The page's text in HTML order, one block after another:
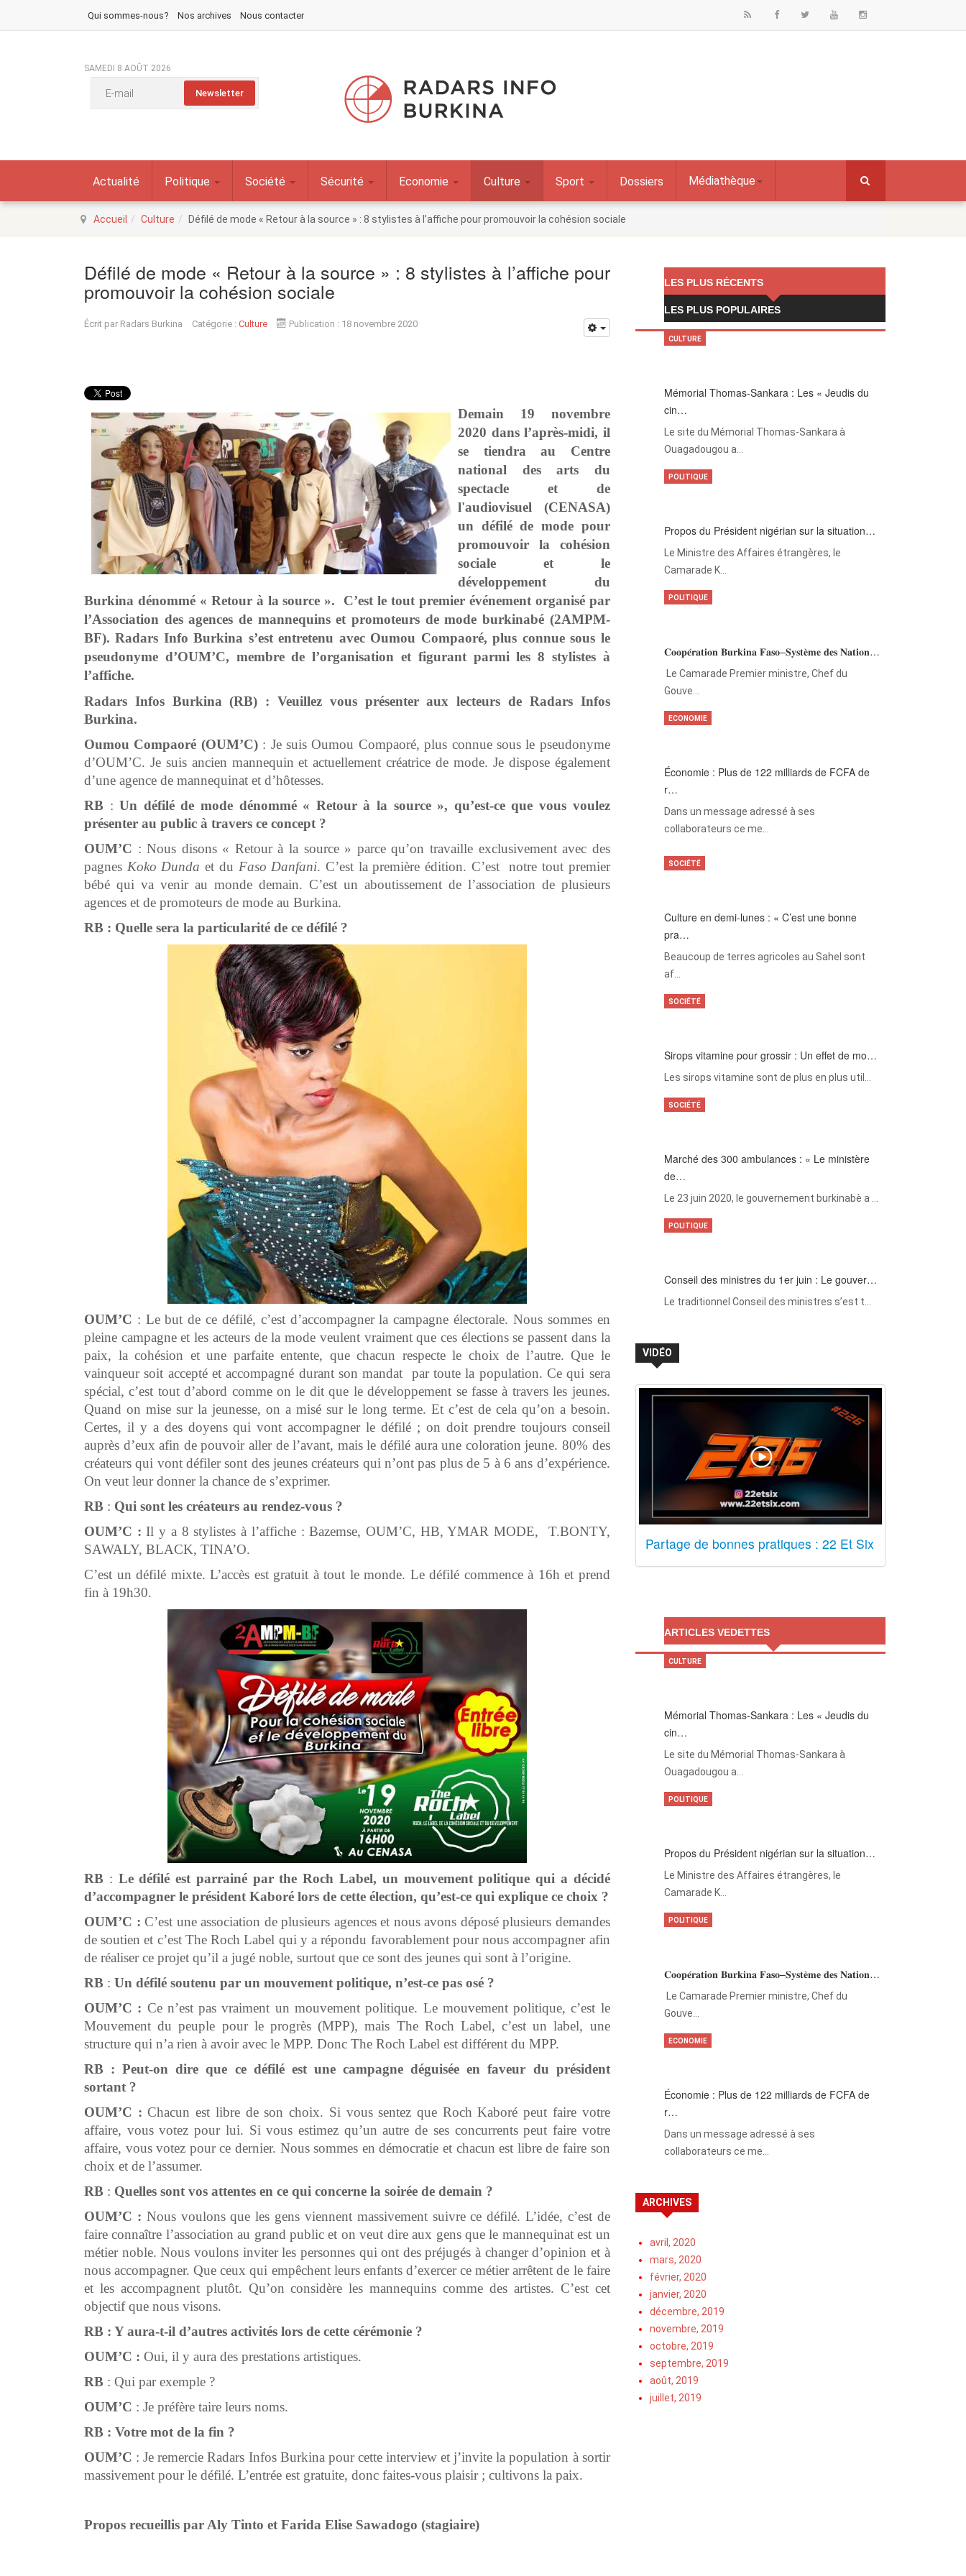
Qui sommes-nous? Nos archives Nous contacter
SAMEDI 8 AOÛT 2026
Actualité Politique Société Sécurité Economie Culture Sport Dossiers Médiathèque
Accueil Culture Défilé de mode « Retour à la source » : 8 stylistes à l’affiche pour promouvoir la cohésion sociale
Défilé de mode « Retour à la source » : 8 stylistes à l’affiche pour
promouvoir la cohésion sociale
Écrit par Radars Burkina Catégorie : Culture Publication : 18 novembre 2020
Demain 19 novembre
2020 dans l’après-midi, il
se tiendra au Centre
national des arts du
spectacle et de
l'audiovisuel (CENASA)
un défilé de mode pour
promouvoir la cohésion
sociale et le
développement du
Burkina dénommé « Retour à la source ». C’est le tout premier événement organisé par
l’Association des agences de mannequins et promoteurs de mode burkinabé (2AMPM-
BF). Radars Info Burkina s’est entretenu avec Oumou Compaoré, plus connue sous le
pseudonyme d’OUM’C, membre de l’organisation et figurant parmi les 8 stylistes à
l’affiche.
Radars Infos Burkina (RB) : Veuillez vous présenter aux lecteurs de Radars Infos
Burkina.
Oumou Compaoré (OUM’C) : Je suis Oumou Compaoré, plus connue sous le pseudonyme
d’OUM’C. Je suis ancien mannequin et actuellement créatrice de mode. Je dispose également
d’une agence de mannequinat et d’hôtesses.
RB :Un défilé de mode dénommé « Retour à la source », qu’est-ce que vous voulez
présenter au public à travers ce concept ?
OUM’C : Nous disons « Retour à la source » parce qu’on travaille exclusivement avec des
pagnes Koko Dunda et du Faso Danfani. C’est la première édition. C’est notre tout premier
bébé qui va venir au monde demain. C’est un aboutissement de l’association de plusieurs
agences et de promoteurs de mode au Burkina.
RB : Quelle sera la particularité de ce défilé ?
OUM’C : Le but de ce défilé, c’est d’accompagner la campagne électorale. Nous sommes en
pleine campagne et les acteurs de la mode veulent vraiment que ces élections se passent dans la
paix, la cohésion et une parfaite entente, que chacun respecte le choix de l’autre. Que le
vainqueur soit accepté et accompagné durant son mandat par toute la population. Ce qui sera
spécial, c’est tout d’abord comme on le dit que le développement se fasse à travers les jeunes.
Quand on mise sur la jeunesse, on a misé sur le long terme. Et c’est de cela qu’on a besoin.
Certes, il y a des doyens qui vont accompagner le défilé ; on doit prendre toujours conseil
auprès d’eux afin de pouvoir aller de l’avant, mais le défilé aura une coloration jeune. 80% des
créateurs qui vont défiler sont des jeunes créateurs qui n’ont pas plus de 5 à 6 ans d’expérience.
On veut leur donner la chance de s’exprimer.
RB : Qui sont les créateurs au rendez-vous ?
OUM’C : Il y a 8 stylistes à l’affiche : Bazemse, OUM’C, HB, YMAR MODE, T.BONTY,
SAWALY, BLACK, TINA’O.
C’est un défilé mixte. L’accès est gratuit à tout le monde. Le défilé commence à 16h et prend
fin à 19h30.
RB : Le défilé est parrainé par the Roch Label, un mouvement politique qui a décidé
d’accompagner le président Kaboré lors de cette élection, qu’est-ce qui explique ce choix ?
OUM’C : C’est une association de plusieurs agences et nous avons déposé plusieurs demandes
de soutien et c’est The Roch Label qui y a répondu favorablement pour nous accompagner afin
de réaliser ce projet qu’il a jugé noble, surtout que ce sont des jeunes qui sont à l’origine.
RB : Un défilé soutenu par un mouvement politique, n’est-ce pas osé ?
OUM’C : Ce n’est pas vraiment un mouvement politique. Le mouvement politique, c’est le
Mouvement du peuple pour le progrès (MPP), mais The Roch Label, c’est un label, une
structure qui n’a rien à avoir avec le MPP. Donc The Roch Label est différent du MPP.
RB : Peut-on dire que ce défilé est une campagne déguisée en faveur du président
sortant ?
OUM’C : Chacun est libre de son choix. Si vous sentez que Roch Kaboré peut faire votre
affaire, vous votez pour lui. Si vous estimez qu’un autre de ses concurrents peut faire votre
affaire, vous votez pour ce dernier. Nous sommes en démocratie et chacun est libre de faire son
choix et de l’assumer.
RB : Quelles sont vos attentes en ce qui concerne la soirée de demain ?
OUM’C : Nous voulons que les gens viennent massivement suivre ce défilé. L’idée, c’est de
faire connaître l’association au grand public et on veut dire aux gens que le mannequinat est un
métier noble. Nous voulons inviter les personnes qui ont des préjugés à changer d’opinion et à
nous accompagner. Que ceux qui empêchent leurs enfants d’exercer ce métier arrêtent de le faire
et les accompagnent plutôt. Qu’on considère les mannequins comme des artistes. C’est cet
objectif que nous visons.
RB : Y aura-t-il d’autres activités lors de cette cérémonie ?
OUM’C : Oui, il y aura des prestations artistiques.
RB : Qui par exemple ?
OUM’C : Je préfère taire leurs noms.
RB : Votre mot de la fin ?
OUM’C : Je remercie Radars Infos Burkina pour cette interview et j’invite la population à sortir
massivement pour le défilé. L’entrée est gratuite, donc faites-vous plaisir ; cultivons la paix.
Propos recueillis par Aly Tinto et Farida Elise Sawadogo (stagiaire)
LES PLUS RÉCENTS
LES PLUS POPULAIRES
Mémorial Thomas-Sankara : Les « Jeudis du
cin…
Le site du Mémorial Thomas-Sankara à
Ouagadougou a…
CULTURE
Propos du Président nigérian sur la situation…
Le Ministre des Affaires étrangères, le
Camarade K…
POLITIQUE
𝐂𝐨𝐨𝐩𝐞́𝐫𝐚𝐭𝐢𝐨𝐧 𝐁𝐮𝐫𝐤𝐢𝐧𝐚 𝐅𝐚𝐬𝐨–𝐒𝐲𝐬𝐭𝐞̀𝐦𝐞 𝐝𝐞𝐬 𝐍𝐚𝐭𝐢𝐨𝐧…
‎Le Camarade Premier ministre, Chef du
Gouve…
POLITIQUE
Économie : Plus de 122 milliards de FCFA de
r…
Dans un message adressé à ses
collaborateurs ce me…
ECONOMIE
Culture en demi-lunes : « C’est une bonne
pra…
Beaucoup de terres agricoles au Sahel sont
af…
SOCIÉTÉ
Sirops vitamine pour grossir : Un effet de mo…
Les sirops vitamine sont de plus en plus util…
SOCIÉTÉ
Marché des 300 ambulances : « Le ministère
de…
Le 23 juin 2020, le gouvernement burkinabè a …
SOCIÉTÉ
Conseil des ministres du 1er juin : Le gouver…
Le traditionnel Conseil des ministres s’est t…
POLITIQUE
VIDÉO
Partage de bonnes pratiques : 22 Et Six
ARTICLES VEDETTES
Mémorial Thomas-Sankara : Les « Jeudis du
cin…
Le site du Mémorial Thomas-Sankara à
Ouagadougou a…
CULTURE
Propos du Président nigérian sur la situation…
Le Ministre des Affaires étrangères, le
Camarade K…
POLITIQUE
𝐂𝐨𝐨𝐩𝐞́𝐫𝐚𝐭𝐢𝐨𝐧 𝐁𝐮𝐫𝐤𝐢𝐧𝐚 𝐅𝐚𝐬𝐨–𝐒𝐲𝐬𝐭𝐞̀𝐦𝐞 𝐝𝐞𝐬 𝐍𝐚𝐭𝐢𝐨𝐧…
‎Le Camarade Premier ministre, Chef du
Gouve…
POLITIQUE
Économie : Plus de 122 milliards de FCFA de
r…
Dans un message adressé à ses
collaborateurs ce me…
ECONOMIE
ARCHIVES
avril, 2020
mars, 2020
février, 2020
janvier, 2020
décembre, 2019
novembre, 2019
octobre, 2019
septembre, 2019
août, 2019
juillet, 2019